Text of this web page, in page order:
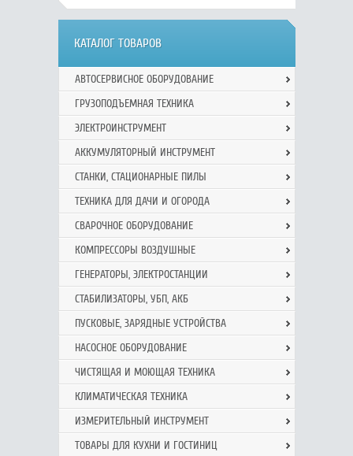
КАТАЛОГ ТОВАРОВ
АВТОСЕРВИСНОЕ ОБОРУДОВАНИЕ
ГРУЗОПОДЪЕМНАЯ ТЕХНИКА
ЭЛЕКТРОИНСТРУМЕНТ
АККУМУЛЯТОРНЫЙ ИНСТРУМЕНТ
СТАНКИ, СТАЦИОНАРНЫЕ ПИЛЫ
ТЕХНИКА ДЛЯ ДАЧИ И ОГОРОДА
СВАРОЧНОЕ ОБОРУДОВАНИЕ
КОМПРЕССОРЫ ВОЗДУШНЫЕ
ГЕНЕРАТОРЫ, ЭЛЕКТРОСТАНЦИИ
СТАБИЛИЗАТОРЫ, УБП, АКБ
ПУСКОВЫЕ, ЗАРЯДНЫЕ УСТРОЙСТВА
НАСОСНОЕ ОБОРУДОВАНИЕ
ЧИСТЯЩАЯ И МОЮЩАЯ ТЕХНИКА
КЛИМАТИЧЕСКАЯ ТЕХНИКА
ИЗМЕРИТЕЛЬНЫЙ ИНСТРУМЕНТ
ТОВАРЫ ДЛЯ КУХНИ И ГОСТИНИЦ